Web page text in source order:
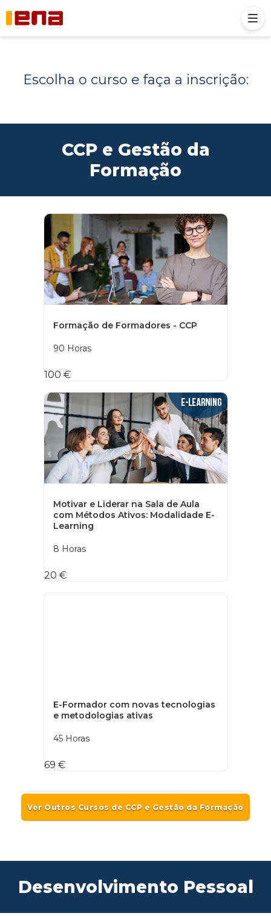
Escolha o curso e faça a inscrição:
CCP e Gestão da
Formação
Formação de Formadores - CCP
90 Horas
100 €
Motivar e Liderar na Sala de Aula
com Métodos Ativos: Modalidade E-
Learning
8 Horas
20 €
E-Formador com novas tecnologias
e metodologias ativas
45 Horas
69 €
Ver Outros Cursos de CCP e Gestão da Formação
Desenvolvimento Pessoal